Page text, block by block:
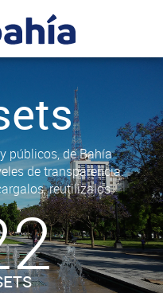
públicos, de Bahía
de transparencia.
reutilizalos.